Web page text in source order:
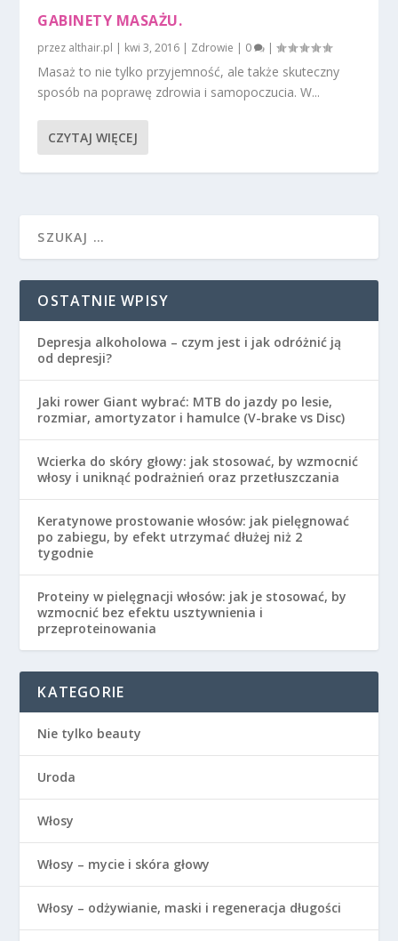
GABINETY MASAŻU.
przez althair.pl | kwi 3, 2016 | Zdrowie | 0 |
Masaż to nie tylko przyjemność, ale także skuteczny
sposób na poprawę zdrowia i samopoczucia. W...
CZYTAJ WIĘCEJ
OSTATNIE WPISY
Depresja alkoholowa – czym jest i jak odróżnić ją
od depresji?
Jaki rower Giant wybrać: MTB do jazdy po lesie,
rozmiar, amortyzator i hamulce (V-brake vs Disc)
Wcierka do skóry głowy: jak stosować, by wzmocnić
włosy i uniknąć podrażnień oraz przetłuszczania
Keratynowe prostowanie włosów: jak pielęgnować
po zabiegu, by efekt utrzymać dłużej niż 2
tygodnie
Proteiny w pielęgnacji włosów: jak je stosować, by
wzmocnić bez efektu usztywnienia i
przeproteinowania
KATEGORIE
Nie tylko beauty
Uroda
Włosy
Włosy – mycie i skóra głowy
Włosy – odżywianie, maski i regeneracja długości